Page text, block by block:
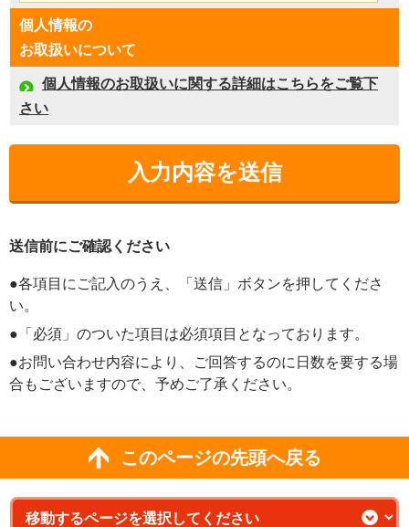
個人情報の
お取扱いについて
個人情報のお取扱いに関する詳細はこちらをご覧下
さい
送信前にご確認ください
●各項目にご記入のうえ、「送信」ボタンを押してくださ
い。
●「必須」のついた項目は必須項目となっております。
●お問い合わせ内容により、ご回答するのに日数を要する場
合もございますので、予めご了承ください。
このページの先頭へ戻る